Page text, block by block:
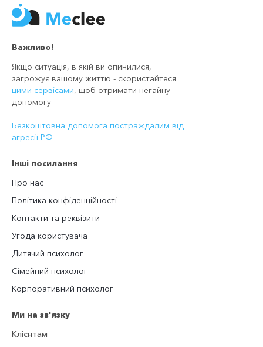
Важливо!
Якщо ситуація, в якій ви опинилися,
загрожує вашому життю - скористайтеся
цими сервісами, щоб отримати негайну
допомогу
Безкоштовна допомога постраждалим від
агресії РФ
Інші посилання
Про нас
Політика конфіденційності
Контакти та реквізити
Угода користувача
Дитячий психолог
Сімейний психолог
Корпоративний психолог
Ми на зв'язку
Клієнтам